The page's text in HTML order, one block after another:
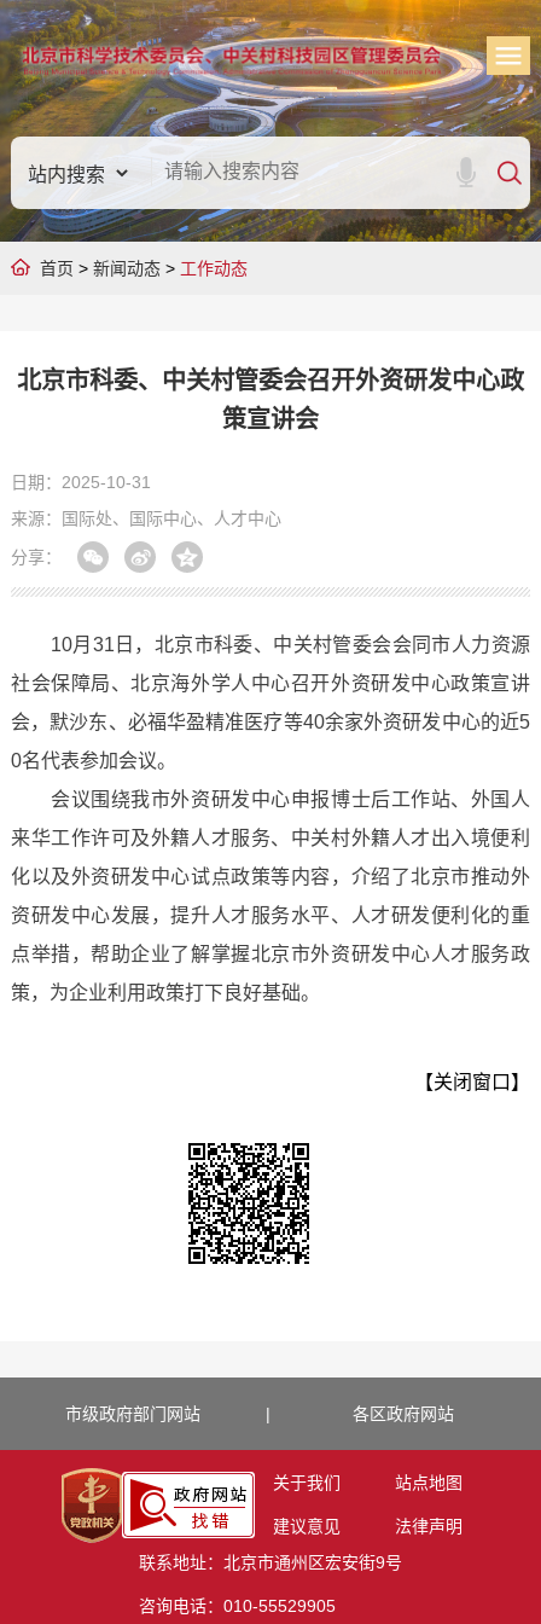
首页 > 新闻动态> 工作动态
北京市科委、中关村管委会召开外资研发中心政
策宣讲会
日期：2025-10-31
来源：国际处、国际中心、人才中心
分享：
10月31日，北京市科委、中关村管委会会同市人力资源
社会保障局、北京海外学人中心召开外资研发中心政策宣讲
会，默沙东、必福华盈精准医疗等40余家外资研发中心的近5
0名代表参加会议。
会议围绕我市外资研发中心申报博士后工作站、外国人
来华工作许可及外籍人才服务、中关村外籍人才出入境便利
化以及外资研发中心试点政策等内容，介绍了北京市推动外
资研发中心发展，提升人才服务水平、人才研发便利化的重
点举措，帮助企业了解掌握北京市外资研发中心人才服务政
策，为企业利用政策打下良好基础。
【关闭窗口】
市级政府部门网站 | 各区政府网站
关于我们 站点地图
建议意见
法律声明
联系地址：北京市通州区宏安街9号
咨询电话：010-55529905